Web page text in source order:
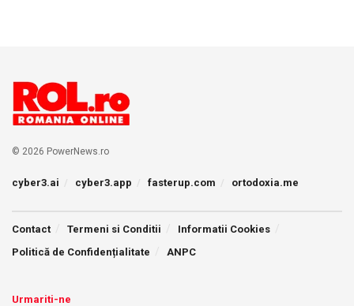
© 2026 PowerNews.ro
cyber3.ai cyber3.app fasterup.com ortodoxia.me
Contact Termeni si Conditii
Informatii Cookies
Politică de Confidențialitate
ANPC
Urmariti-ne